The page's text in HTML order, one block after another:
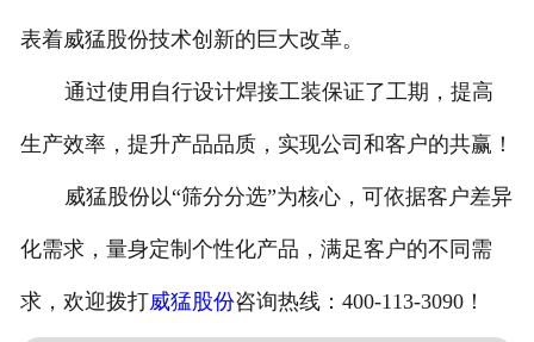
表着威猛股份技术创新的巨大改革。
通过使用自行设计焊接工装保证了工期，提高
生产效率，提升产品品质，实现公司和客户的共赢！
威猛股份以“筛分分选”为核心，可依据客户差异
化需求，量身定制个性化产品，满足客户的不同需
求，欢迎拨打威猛股份咨询热线：400-113-3090！